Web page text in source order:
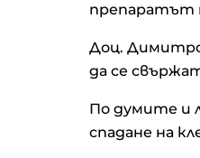
препаратът
Доц.
да се
По думите и
спадане на